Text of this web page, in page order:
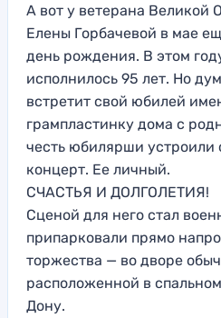
А вот у ветерана Великой
Елены Горбачевой в мае
день рождения. В этом
исполнилось 95 лет. Но
встретит свой юбилей
грампластинку дома с
честь юбилярши
концерт. Ее личный.
СЧАСТЬЯ И ДОЛГОЛЕТИЯ!
Сценой для него стал
припарковали прямо
торжества — во дворе
расположенной в
Дону.